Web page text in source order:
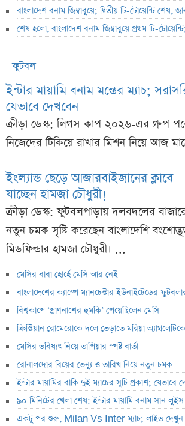
বাংলাদেশ বনাম জিম্বাবুয়ে; দ্বিতীয় টি-টোয়েন্টি শেষ,
শেষ হলো, বাংলাদেশ বনাম জিম্বাবুয়ে প্রথম টি-
ফুটবল
ইন্টার মায়ামি বনাম মন্তের ম্যাচ;
যেভাবে দেখবেন
ক্রীড়া ডেস্ক: লিগস কাপ ২০২৬-এর গ্রুপ
নিজেদের টিকিয়ে রাখার মিশন নিয়ে আজ
ইংল্যান্ড ছেড়ে আজারবাইজানের ক্লাবে
যাচ্ছেন হামজা চৌধুরী!
ক্রীড়া ডেস্ক: ফুটবলপাড়ায় দলবদলের
নতুন চমক সৃষ্টি করেছেন বাংলাদেশি
মিডফিল্ডার হামজা চৌধুরী। ...
মেসির বাবা হোর্হে মেসি আর নেই
বাংলাদেশের ক্যাম্পে ম্যানচেস্টার ইউনাইটেডের
বিশ্বকাপে ‘প্রাণনাশের হুমকি’ পেয়েছিলেন মেসি
ক্রিস্টিয়ান রোমেরোকে দলে ভেড়াতে মরিয়া
মেসির ভবিষ্যৎ নিয়ে তাপিয়ার স্পষ্ট বার্তা
রোনালদোর বিয়ের ভেন্যু ও তারিখ নিয়ে নতুন চমক
ইন্টার মায়ামির বাকি দুই ম্যাচের সূচি প্রকাশ; যেভাবে
৯০ মিনিটের খেলা শেষ: ইন্টার মায়ামি বনাম সান
একটু পর শুরু, Milan Vs Inter ম্যাচ; লাইভ দেখুন